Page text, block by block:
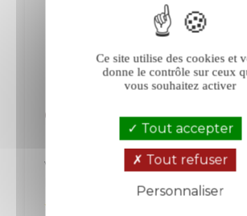
Giachino Monfarina blanc 2024
Vin de Savoie
Jura-Savoie
Ce site utilise des cookies et
donne le contrôle sur ceux
vous souhaitez activer
Tout accepter
Tout refuser
Personnaliser